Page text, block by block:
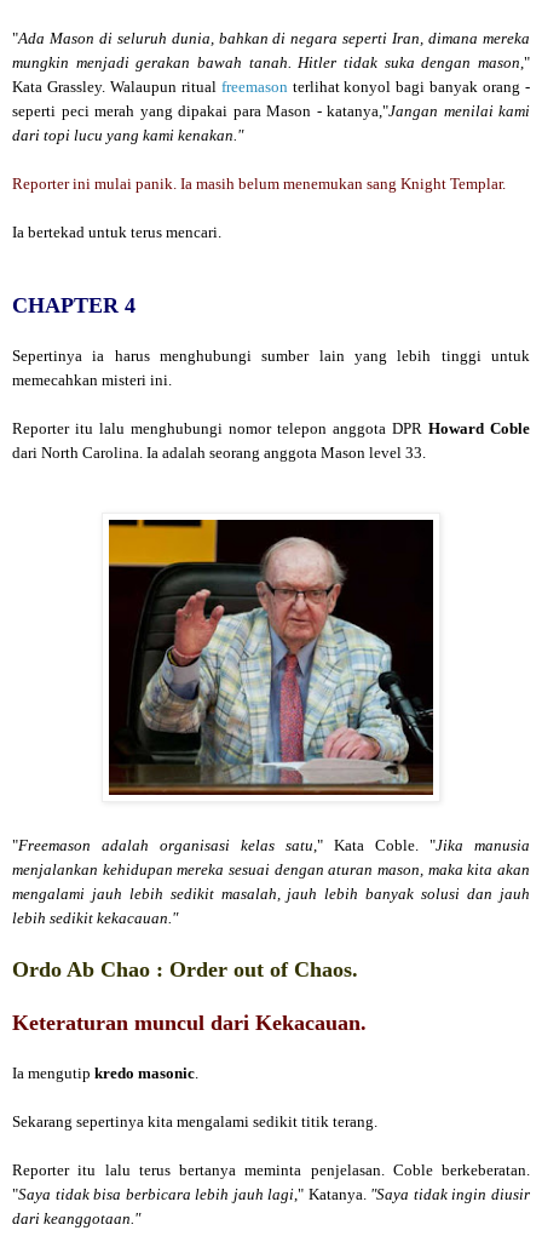
"Ada Mason di seluruh dunia, bahkan di negara seperti Iran, dimana mereka
mungkin menjadi gerakan bawah tanah. Hitler tidak suka dengan mason ,"
Kata Grassley. Walaupun ritual freemason terlihat konyol bagi banyak orang -
seperti peci merah yang dipakai para Mason - katanya,"Jangan menilai kami
dari topi lucu yang kami kenakan."
Reporter ini mulai panik. Ia masih belum menemukan sang Knight Templar.
Ia bertekad untuk terus mencari.
CHAPTER 4
Sepertinya ia harus menghubungi sumber lain yang lebih tinggi untuk
memecahkan misteri ini.
Reporter itu lalu menghubungi nomor telepon anggota DPR Howard Coble
dari North Carolina. Ia adalah seorang anggota Mason level 33.
"Freemason adalah organisasi kelas satu ," Kata Coble. "Jika manusia
menjalankan kehidupan mereka sesuai dengan aturan mason, maka kita akan
mengalami jauh lebih sedikit masalah, jauh lebih banyak solusi dan jauh
lebih sedikit kekacauan."
Ordo Ab Chao : Order out of Chaos.
Keteraturan muncul dari Kekacauan.
Ia mengutip kredo masonic
Sekarang sepertinya kita mengalami sedikit titik terang.
Reporter itu lalu terus bertanya meminta penjelasan. Coble berkeberatan.
"Saya tidak bisa berbicara lebih jauh lagi ," Katanya. "Saya tidak ingin diusir
dari keanggotaan."